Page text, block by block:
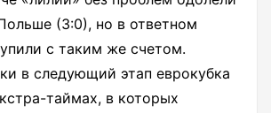
(3:0), но в ответном
с таким же счетом.
в следующий этап еврокубка
таймах, в которых